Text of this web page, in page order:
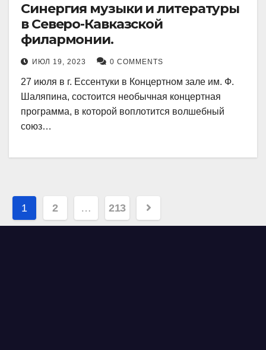
Синергия музыки и литературы
в Северо-Кавказской
филармонии.
ИЮЛ 19, 2023 0 COMMENTS
27 июля в г. Ессентуки в Концертном зале им. Ф.
Шаляпина, состоится необычная концертная
программа, в которой воплотится волшебный
союз…
Навигация
по
1 2 … 213